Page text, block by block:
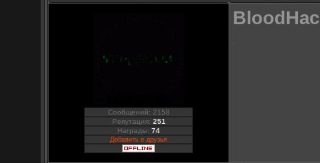
Сообщений: 2158
Репутация: 251
Награды:74
Добавить в друзья